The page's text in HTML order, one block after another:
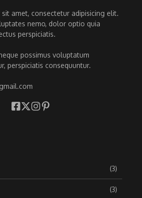
amet, consectetur adipisicing elit.
nemo, dolor optio quia
perspiciatis.
possimus voluptatum
perspiciatis consequuntur.
(3)
(3)